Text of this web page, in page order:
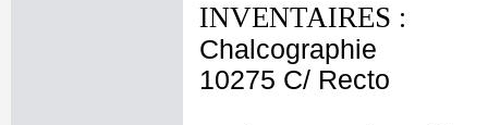
INVENTAIRES :
Chalcographie
10275 C/ Recto